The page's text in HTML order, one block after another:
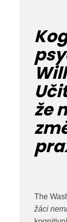
že
The
žáci